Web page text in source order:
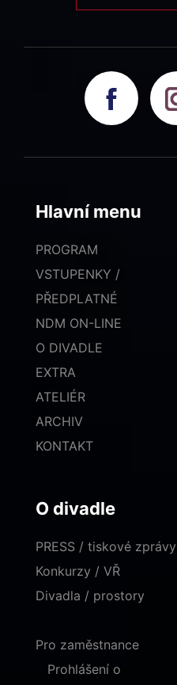
Hlavní menu
PROGRAM
VSTUPENKY /
PŘEDPLATNÉ
NDM ON-LINE
O DIVADLE
EXTRA
ATELIÉR
ARCHIV
KONTAKT
O divadle
PRESS / tiskové zprávy
Konkurzy / VŘ
Divadla / prostory
Pro zaměstnance
Prohlášení o